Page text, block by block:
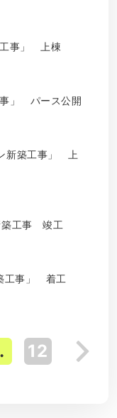
工事」 上棟
事」 パース公開
新築工事」 上
築工事 竣工
工事」 着工
12